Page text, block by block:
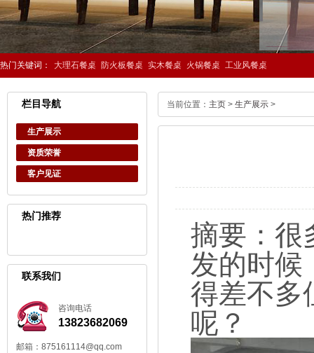
热门关键词： 大理石餐桌 防火板餐桌 实木餐桌 火锅餐桌 工业风餐桌
栏目导航
生产展示
资质荣誉
客户见证
热门推荐
联系我们
咨询电话
13823682069
邮箱：875161114@qq.com
当前位置： 主页 > 生产展示 >
摘要：很
发的时候
得差不多
呢？